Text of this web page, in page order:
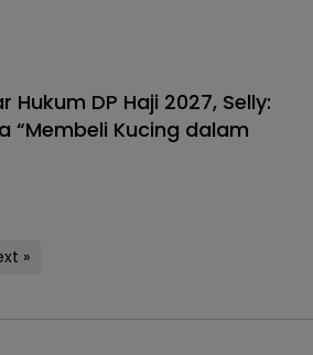
Hukum DP Haji 2027, Selly:
“Membeli Kucing dalam
»